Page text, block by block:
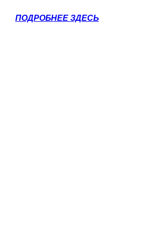
ПОДРОБНЕЕ ЗДЕСЬ